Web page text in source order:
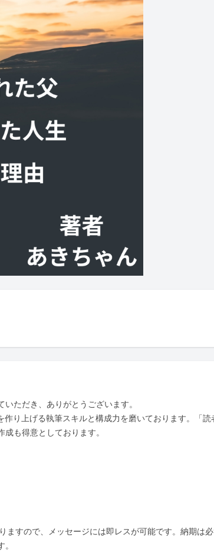
ただき、ありがとうございます。
り上げる執筆スキルと構成力を磨いております。「読
も得意としております。
ますので、メッセージには即レスが可能です。納期は